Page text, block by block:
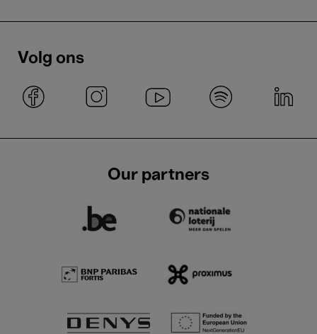
Volg ons
Our partners